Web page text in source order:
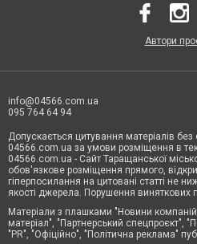
Автори
info@04566.com.ua
095 764 64 94
Допускається цитування матеріалів
04566.com.ua за умови розміщення в
04566.com.ua - Cайт Таращанської
обов'язкове розміщення прямого,
гіперпосилання на цитовані статті не
якості джерела. Порушення виняткових
Матеріали з плашками "Новини
матеріал", "Партнерський спецпроєкт",
"PR", "Офіційно", "Політична реклама"